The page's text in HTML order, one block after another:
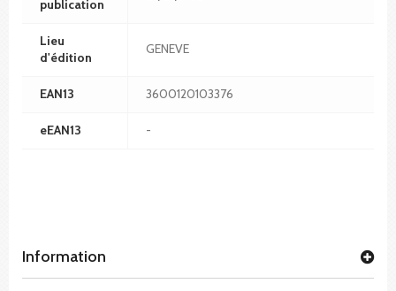
publication
Lieu
d'édition
GENEVE
EAN13 3600120103376
eEAN13 -
Information